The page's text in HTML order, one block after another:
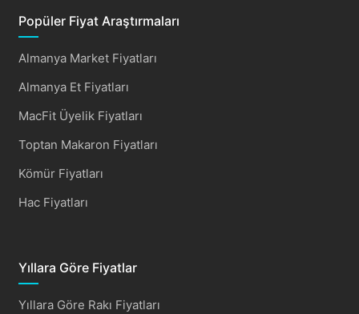
Popüler Fiyat Araştırmaları
Almanya Market Fiyatları
Almanya Et Fiyatları
MacFit Üyelik Fiyatları
Toptan Makaron Fiyatları
Kömür Fiyatları
Hac Fiyatları
Yıllara Göre Fiyatlar
Yıllara Göre Rakı Fiyatları